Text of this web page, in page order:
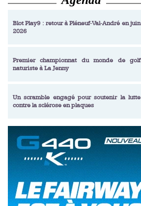
décrochent leur billet pour la finale
Enfin un livre de golf pensé pour les femmes
Ladies Pro-Am VSD : les premières
Académie Golf Barrière Julien Xanthopoulos,
Amundi Evian Championship, de nouvelles
expériences immersives
Tiger Woods se retire du Genesis Invitational
Blot Play9 : retour à Pléneuf‑Val‑André en juin
2026
Premier championnat du monde de golf
naturiste à La Jenny
Un scramble engagé pour soutenir la lutte
contre la sclérose en plaques
Resonance Golf Collection : Lacoste Golf
Series & Trophée Écologie, deux circuits
amateurs en 10 étapes
Royal Air Maroc Golf & Padel Cup : le nouvel
event sport et networking